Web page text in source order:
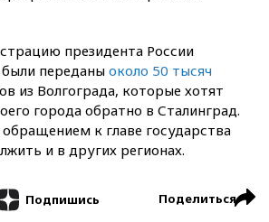
президента России
переданы около 50 тысяч
из Волгограда, которые хотят
города обратно в Сталинград.
к главе государства
и в других регионах.
Подпишись Поделиться